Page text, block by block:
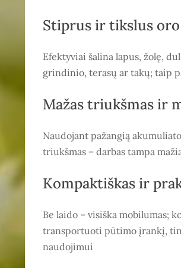
Stiprus ir tikslus
Efektyviai šalina lapus, žolę,
grindinio, terasų ar takų; taip
Mažas triukšmas ir
Naudojant pažangią
triukšmas – darbas tampa
Kompaktiškas ir
Be laido – visiška mobilumas;
transportuoti pūtimo įrankį,
naudojimui